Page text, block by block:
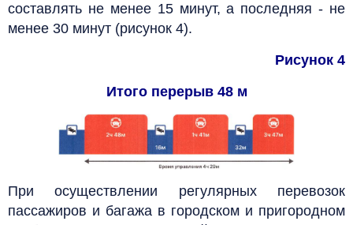
составлять не менее 15 минут, а последняя - не
менее 30 минут (рисунок 4).
Рисунок 4
Итого перерыв 48 м
При осуществлении регулярных перевозок
пассажиров и багажа в городском и пригородном